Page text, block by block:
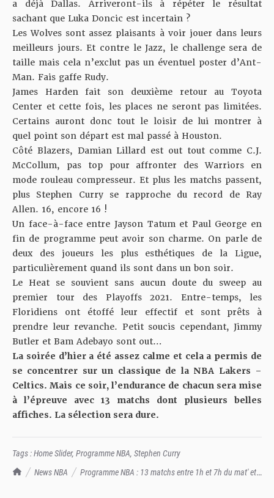
TrashTalk Actu NBA
News NBA
Programme NBA : 13 matchs entre 1h et 7h du mat' et
a déjà Dallas. Arriveront-ils à répéter le résultat
sachant que Luka Doncic est incertain ?
Les Wolves sont assez plaisants à voir jouer dans leurs
meilleurs jours. Et contre le Jazz, le challenge sera de
taille mais cela n’exclut pas un éventuel poster d’Ant-
Man. Fais gaffe Rudy.
James Harden fait son deuxième retour au Toyota
Center et cette fois, les places ne seront pas limitées.
Certains auront donc tout le loisir de lui montrer à
quel point son départ est mal passé à Houston.
Côté Blazers, Damian Lillard est out tout comme C.J.
McCollum, pas top pour affronter des Warriors en
mode rouleau compresseur. Et plus les matchs passent,
plus Stephen Curry se rapproche du record de Ray
Allen. 16, encore 16 !
Un face-à-face entre Jayson Tatum et Paul George en
fin de programme peut avoir son charme. On parle de
deux des joueurs les plus esthétiques de la Ligue,
particulièrement quand ils sont dans un bon soir.
Le Heat se souvient sans aucun doute du sweep au
premier tour des Playoffs 2021. Entre-temps, les
Floridiens ont étoffé leur effectif et sont prêts à
prendre leur revanche. Petit soucis cependant, Jimmy
Butler et Bam Adebayo sont out…
La soirée d’hier a été assez calme et cela a permis de
se concentrer sur un classique de la NBA Lakers –
Celtics. Mais ce soir, l’endurance de chacun sera mise
à l’épreuve avec 13 matchs dont plusieurs belles
affiches. La sélection sera dure.
Tags :Home Slider, Programme NBA, Stephen Curry